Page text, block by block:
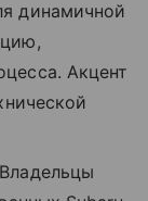
динамичной
Акцент